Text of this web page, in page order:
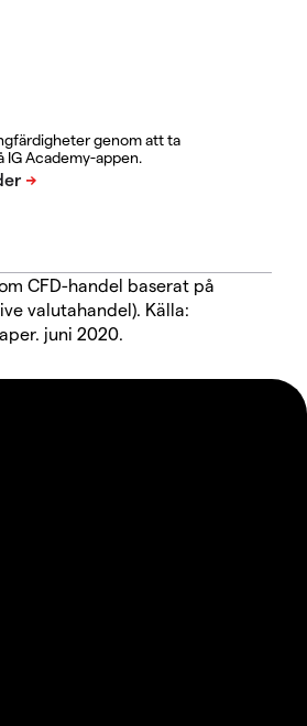
genom att ta
IG Academy-appen.
CFD-handel baserat på
valutahandel). Källa:
juni 2020.